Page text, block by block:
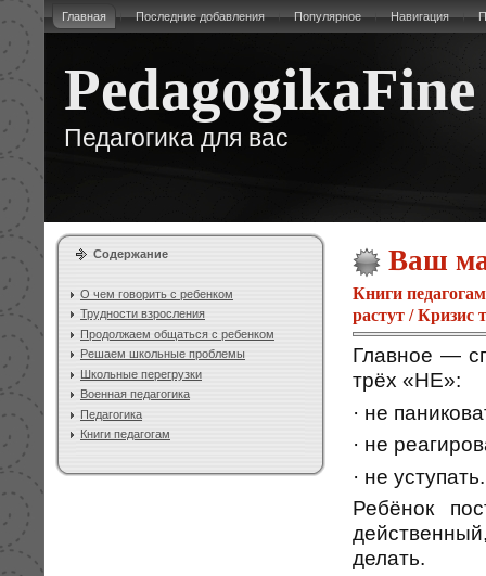
Главная Последние добавления Популярное Навигация
PedagogikaFine
Педагогика для вас
Содержание
О чем говорить с ребенком
Трудности взросления
Продолжаем общаться с ребенком
Решаем школьные проблемы
Школьные перегрузки
Военная педагогика
Педагогика
Книги педагогам
Ваш
Книги педагогам
растут /Кризис
Главное —
трёх «НЕ»:
· не
· не
· не уступать.
Ребёнок
делать.